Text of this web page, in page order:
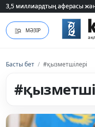
3,5 миллиардтың аферасы
3,5 миллиардтың аферасы
МӘЗІР
Басты бет / #қызметшілері